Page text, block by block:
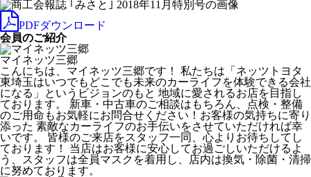
PDFダウンロード
会員のご紹介
マイネッツ三郷
こんにちは、マイネッツ三郷です！ 私たちは「ネッツトヨタ
東埼玉はいつでもどこでも未来のカーライフを体験できる会社
になる」というビジョンのもと 地域に愛されるお店を目指し
ております。 新車・中古車のご相談はもちろん、点検・整備
のご用命もお気軽にお問合せください！お客様の気持ちに寄り
添った 素敵なカーライフのお手伝いをさせていただければ幸
いです。 皆様のご来店をスタッフ一同、心よりお待ちしてし
ております！ 当店はお客様に安心してお過ごしいただけるよ
う、スタッフは全員マスクを着用し、店内は換気・除菌・清掃
に努めております。